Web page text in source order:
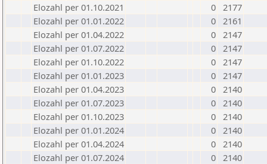
Elozahl per 01.10.2021
0 2177
Elozahl per 01.01.2022
0 2161
Elozahl per 01.04.2022
0 2147
Elozahl per 01.07.2022
0 2147
Elozahl per 01.10.2022
0 2147
Elozahl per 01.01.2023
0 2147
Elozahl per 01.04.2023
0 2140
Elozahl per 01.07.2023
0 2140
Elozahl per 01.10.2023
0 2140
Elozahl per 01.01.2024
0 2140
Elozahl per 01.04.2024
0 2140
Elozahl per 01.07.2024
0 2140